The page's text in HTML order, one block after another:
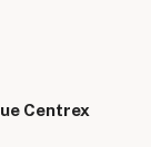
Centrex